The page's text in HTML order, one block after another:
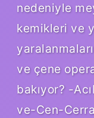
nedeniyle
kemikleri ve
ve çene
bakıyor? -
ve-Cen-